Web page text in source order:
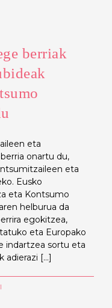
berriak
eta
onartu du,
eta
Eusko
eta Kontsumo
helburua da
egokitzea,
eta Europako
indartzea sortu eta
adierazi [...]